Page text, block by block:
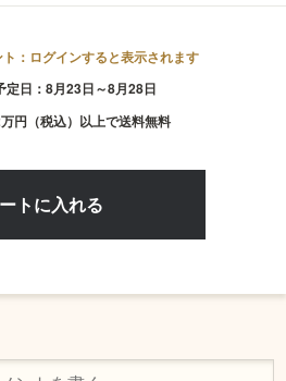
：ログインすると表示されます
定日：8月23日～8月28日
円（税込）以上で送料無料